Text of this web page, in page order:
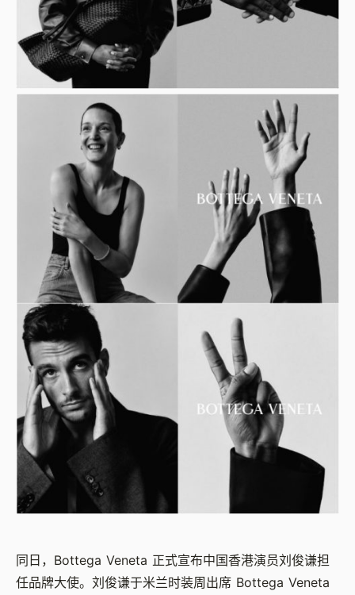
同日，Bottega Veneta 正式宣布中国香港演员刘俊谦担
任品牌大使。刘俊谦于米兰时装周出席 Bottega Veneta